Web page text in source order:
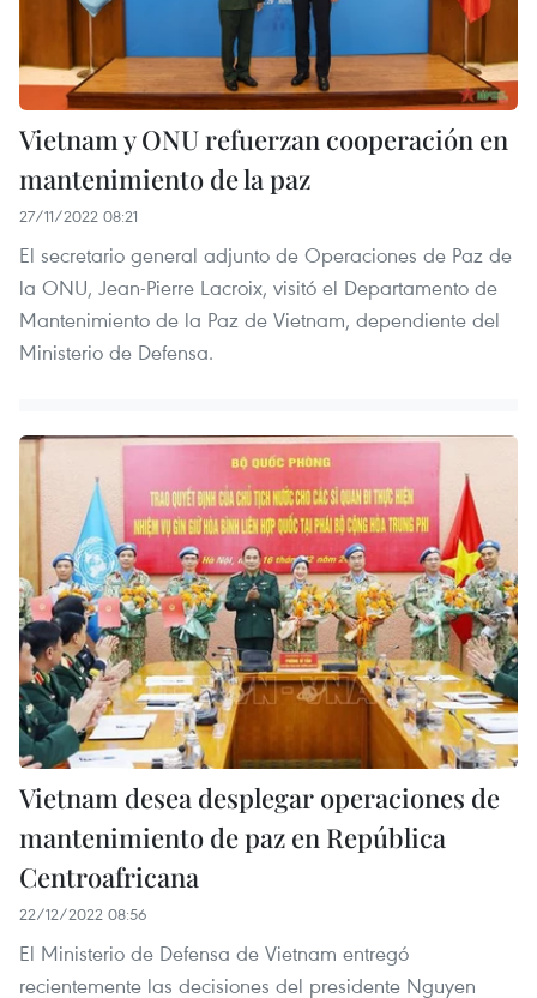
Vietnam y ONU refuerzan cooperación en
mantenimiento de la paz
27/11/2022 08:21
El secretario general adjunto de Operaciones de Paz de
la ONU, Jean-Pierre Lacroix, visitó el Departamento de
Mantenimiento de la Paz de Vietnam, dependiente del
Ministerio de Defensa.
Vietnam desea desplegar operaciones de
mantenimiento de paz en República
Centroafricana
22/12/2022 08:56
El Ministerio de Defensa de Vietnam entregó
recientemente las decisiones del presidente Nguyen